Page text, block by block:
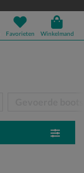
Favorieten Winkelmand